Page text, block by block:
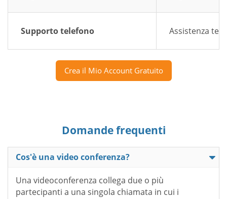
Supporto telefono Assistenza
Crea il Mio Account Gratuito
Domande frequenti
Cos'è una video conferenza?
Una videoconferenza collega due o più
partecipanti a una singola chiamata in cui i